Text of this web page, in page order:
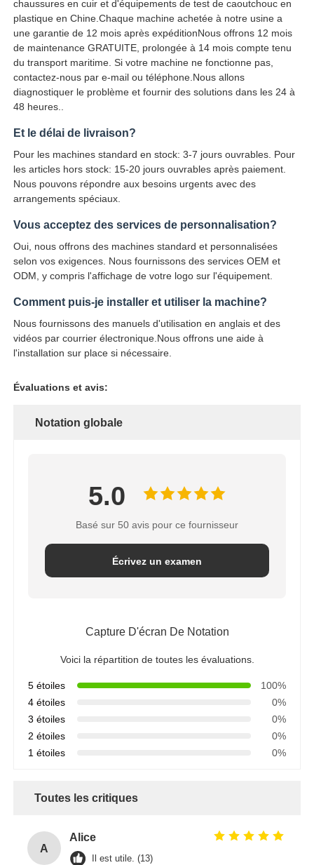
chaussures en cuir et d'équipements de test de caoutchouc en
plastique en Chine.Chaque machine achetée à notre usine a
une garantie de 12 mois après expéditionNous offrons 12 mois
de maintenance GRATUITE, prolongée à 14 mois compte tenu
du transport maritime. Si votre machine ne fonctionne pas,
contactez-nous par e-mail ou téléphone.Nous allons
diagnostiquer le problème et fournir des solutions dans les 24 à
48 heures..
Et le délai de livraison?
Pour les machines standard en stock: 3-7 jours ouvrables. Pour
les articles hors stock: 15-20 jours ouvrables après paiement.
Nous pouvons répondre aux besoins urgents avec des
arrangements spéciaux.
Vous acceptez des services de personnalisation?
Oui, nous offrons des machines standard et personnalisées
selon vos exigences. Nous fournissons des services OEM et
ODM, y compris l'affichage de votre logo sur l'équipement.
Comment puis-je installer et utiliser la machine?
Nous fournissons des manuels d'utilisation en anglais et des
vidéos par courrier électronique.Nous offrons une aide à
l'installation sur place si nécessaire.
Évaluations et avis:
Notation globale
5.0
Basé sur 50 avis pour ce fournisseur
Écrivez un examen
Capture D'écran De Notation
Voici la répartition de toutes les évaluations.
5 étoiles
100%
4 étoiles
0%
3 étoiles
0%
2 étoiles
0%
1 étoiles
0%
Toutes les critiques
A
Alice
Il est utile. (13)